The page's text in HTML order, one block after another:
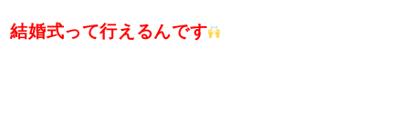
結婚式って行えるんです